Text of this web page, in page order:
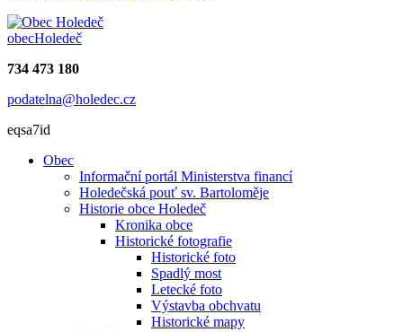
obecHoledeč
734 473 180
podatelna@holedec.cz
eqsa7id
Obec
Informační portál Ministerstva financí
Holedečská pouť sv. Bartoloměje
Historie obce Holedeč
Kronika obce
Historické fotografie
Historické foto
Spadlý most
Letecké foto
Výstavba obchvatu
Historické mapy